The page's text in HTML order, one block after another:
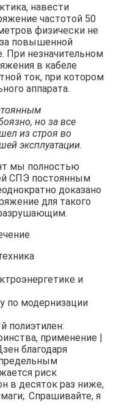
навести
частотой 50
физически не
повышенной
При незначительном
в кабеле
ток, при котором
аппарата.
но за все
из строя во
эксплуатации.
мы полностью
СПЭ постоянным
доказано
для такого
и
по модернизации
полиэтилен:
применение |
благодаря
риск
в десяток раз ниже,
Спрашивайте, я